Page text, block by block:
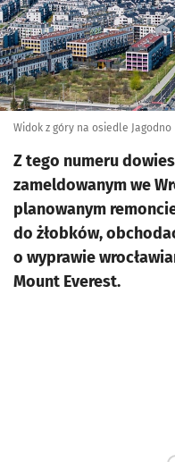
Widok z góry na osiedle Jagodno
Z tego numeru
zameldowanym we
planowanym
do żłobków,
o wyprawie
Mount Everest.